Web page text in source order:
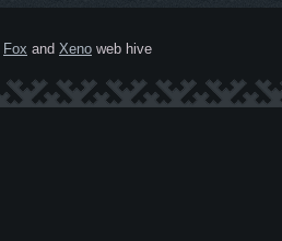
Fox and Xeno web hive